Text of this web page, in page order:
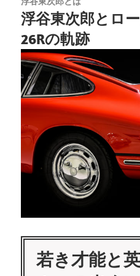
郎
を
つ
か
ま
え
浮
谷
東
次
郎
に
い
て
詳
介
浮谷東次郎とロ
26Rの軌跡
若き才能と